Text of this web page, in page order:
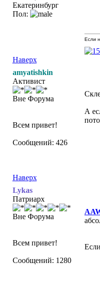
Екатеринбург
Пол:
Наверх
Если
amyatishkin
Активист
Вне Форума
Всем привет!
Сообщений: 426
А
Наверх
Lykas
Патриарх
Вне Форума
Всем привет!
Сообщений: 1280